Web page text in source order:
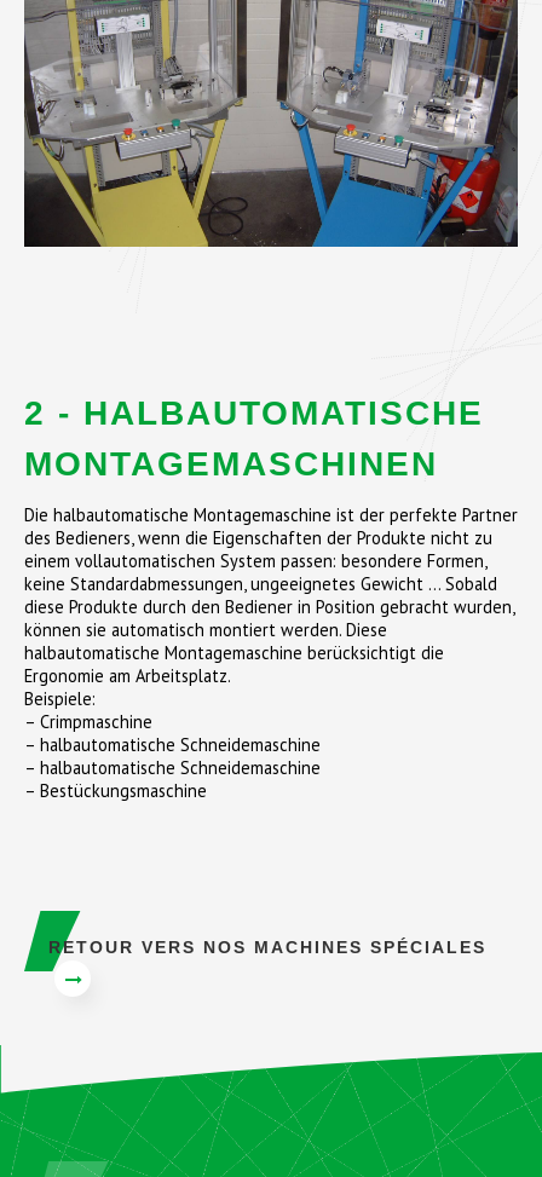
2 - HALBAUTOMATISCHE
MONTAGEMASCHINEN
Die halbautomatische Montagemaschine ist der perfekte Partner
des Bedieners, wenn die Eigenschaften der Produkte nicht zu
einem vollautomatischen System passen: besondere Formen,
keine Standardabmessungen, ungeeignetes Gewicht … Sobald
diese Produkte durch den Bediener in Position gebracht wurden,
können sie automatisch montiert werden. Diese
halbautomatische Montagemaschine berücksichtigt die
Ergonomie am Arbeitsplatz.
Beispiele:
– Crimpmaschine
– halbautomatische Schneidemaschine
– halbautomatische Schneidemaschine
– Bestückungsmaschine
RETOUR VERS NOS MACHINES SPÉCIALES